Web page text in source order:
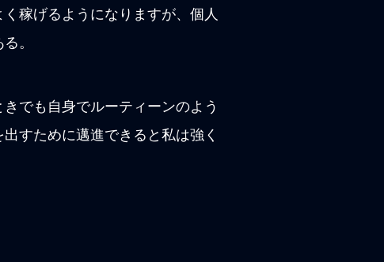
稼げるようになりますが、個人
。
でも自身でルーティーンのよう
すために邁進できると私は強く